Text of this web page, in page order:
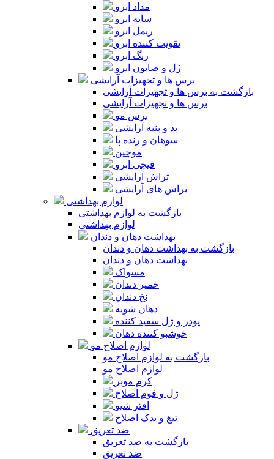
مداد ابرو
سایه ابرو
ریمل ابرو
تقویت کننده ابرو
رنگ ابرو
ژل و صابون ابرو
برس ها و تجهیزات آرایشی
بازگشت به برس ها و تجهیزات آرایشی
برس ها و تجهیزات آرایشی
برس مو
پد و پنبه آرایشی
سوهان و رنده پا
موچین
قیچی ابرو
تراش آرایشی
براش های آرایشی
لوازم بهداشتی
بازگشت به لوازم بهداشتی
لوازم بهداشتی
بهداشت دهان و دندان
بازگشت به بهداشت دهان و دندان
بهداشت دهان و دندان
مسواک
خمیر دندان
نخ دندان
دهان شویه
پودر و ژل سفید کننده
خوشبو کننده دهان
لوازم اصلاح مو
بازگشت به لوازم اصلاح مو
لوازم اصلاح مو
کرم موبر
ژل و فوم اصلاح
افتر شیو
تیغ و یدک اصلاح
ضد تعریق
بازگشت به ضد تعریق
ضد تعریق